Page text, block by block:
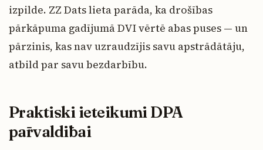
izpilde. ZZ Dats lieta parāda, ka drošības
pārkāpuma gadījumā DVI vērtē abas puses — un
pārzinis, kas nav uzraudzījis savu apstrādātāju,
atbild par savu bezdarbību.
Praktiski ieteikumi DPA
pārvaldībai